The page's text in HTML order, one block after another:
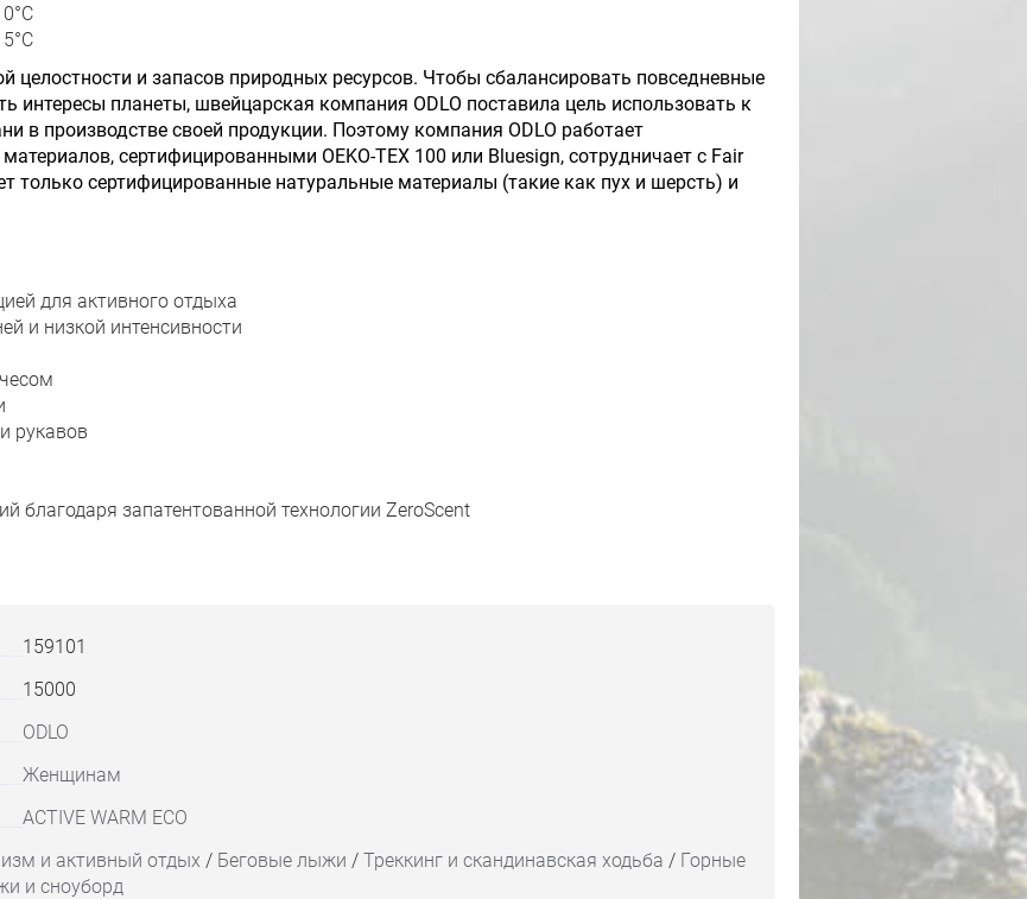
целостности и запасов природных ресурсов. Чтобы сбалансировать повседневные
интересы планеты, швейцарская компания ODLO поставила цель использовать к
в производстве своей продукции. Поэтому компания ODLO работает
сертифицированными OEKO-TEX 100 или Bluesign, сотрудничает с Fair
только сертифицированные натуральные материалы (такие как пух и шерсть) и
для активного отдыха
и низкой интенсивности
рукавов
благодаря запатентованной технологии ZeroScent
159101
15000
ODLO
Женщинам
ACTIVE WARM ECO
и активный отдых / Беговые лыжи / Треккинг и скандинавская ходьба / Горные
и сноуборд